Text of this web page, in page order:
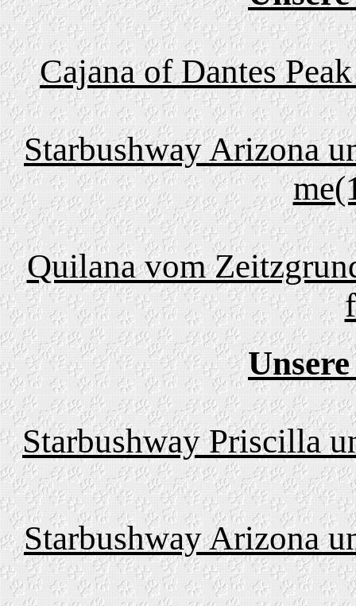
Cajana of Dantes
Starbushway Arizona
Quilana vom
Starbushway Priscilla
Starbushway Arizona